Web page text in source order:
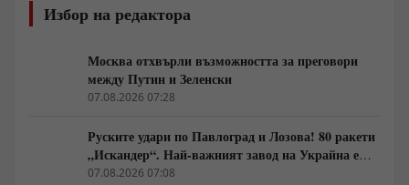
Избор на редактора
Москва отхвърли възможността за преговори
между Путин и Зеленски
07.08.2026 07:28
Руските удари по Павлоград и Лозова! 80 ракети
„Искандер“. Най-важният завод на Украйна е
унищожен. Евакуират ли линейки „западни
07.08.2026 07:08